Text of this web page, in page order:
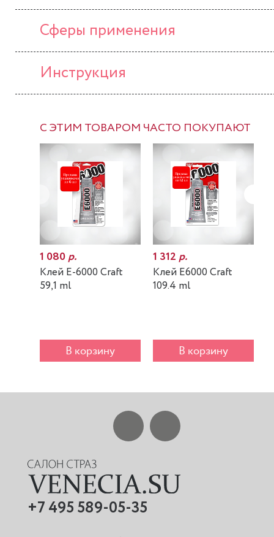
Сферы применения
Инструкция
С ЭТИМ ТОВАРОМ ЧАСТО ПОКУПАЮТ
1 080р.
Клей E-6000 Craft
59,1 ml
В корзину
1 312р.
Клей E6000 Craft
109.4 ml
В корзину
+7 495 589-05-35